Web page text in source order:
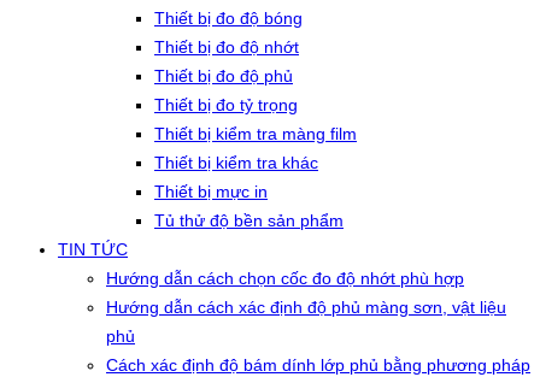
Thiết bị đo độ bóng
Thiết bị đo độ nhớt
Thiết bị đo độ phủ
Thiết bị đo tỷ trọng
Thiết bị kiểm tra màng film
Thiết bị kiểm tra khác
Thiết bị mực in
Tủ thử độ bền sản phẩm
TIN TỨC
Hướng dẫn cách chọn cốc đo độ nhớt phù hợp
Hướng dẫn cách xác định độ phủ màng sơn, vật liệu
phủ
Cách xác định độ bám dính lớp phủ bằng phương pháp